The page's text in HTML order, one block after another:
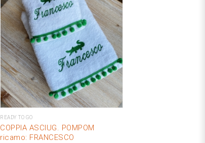
READY TO GO
COPPIA ASCIUG. POMPOM
ricamo: FRANCESCO